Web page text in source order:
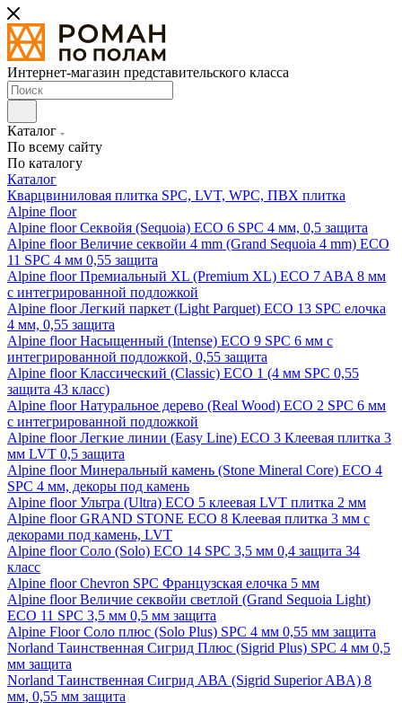
Интернет-магазин представительского класса
Каталог
По всему сайту
По каталогу
Каталог
Кварцвиниловая плитка SPC, LVT, WPC, ПВХ плитка
Alpine floor
Alpine floor Секвойя (Sequoia) ECO 6 SPC 4 мм, 0,5 защита
Alpine floor Величие секвойи 4 mm (Grand Sequoia 4 mm) ECO
11 SPC 4 мм 0,55 защита
Alpine floor Премиальный XL (Premium XL) ECO 7 ABA 8 мм
с интегрированной подложкой
Alpine floor Легкий паркет (Light Parquet) ECO 13 SPC елочка
4 мм, 0,55 защита
Alpine floor Насыщенный (Intense) ECO 9 SPC 6 мм с
интегрированной подложкой, 0,55 защита
Alpine floor Классический (Classic) ECO 1 (4 мм SPC 0,55
защита 43 класс)
Alpine floor Натуральное дерево (Real Wood) ECO 2 SPC 6 мм
с интегрированной подложкой
Alpine floor Легкие линии (Easy Line) ECO 3 Клеевая плитка 3
мм LVT 0,5 защита
Alpine floor Минеральный камень (Stone Mineral Core) ECO 4
SPC 4 мм, декоры под камень
Alpine floor Ультра (Ultra) ECO 5 клеевая LVT плитка 2 мм
Alpine floor GRAND STONE ECO 8 Клеевая плитка 3 мм с
декорами под камень, LVT
Alpine floor Соло (Solo) ECO 14 SPC 3,5 мм 0,4 защита 34
класс
Alpine floor Chevron SPC Французская елочка 5 мм
Alpine floor Величие секвойи светлой (Grand Sequoia Light)
ECO 11 SPC 3,5 мм 0,5 мм защита
Alpine Floor Соло плюс (Solo Plus) SPC 4 мм 0,55 мм защита
Norland Таинственная Сигрид Плюс (Sigrid Plus) SPC 4 мм 0,5
мм защита
Norland Таинственная Сигрид АВА (Sigrid Superior ABA) 8
мм, 0,55 мм защита